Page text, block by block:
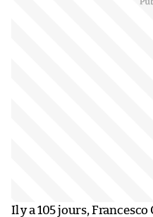
Il y a 105 jours,